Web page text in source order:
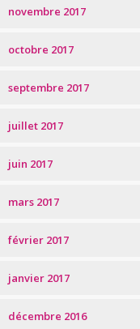
novembre 2017
octobre 2017
septembre 2017
juillet 2017
juin 2017
mars 2017
février 2017
janvier 2017
décembre 2016